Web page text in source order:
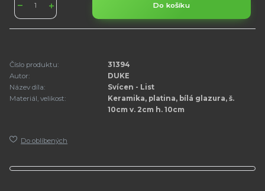
Do košíku
Číslo produktu:
31394
Autor:
DUKE
Název díla:
Svícen - List
Materiál, velikost:
Keramika, platina, bílá glazura, š.
10cm v. 2cm h. 10cm
Do oblíbených